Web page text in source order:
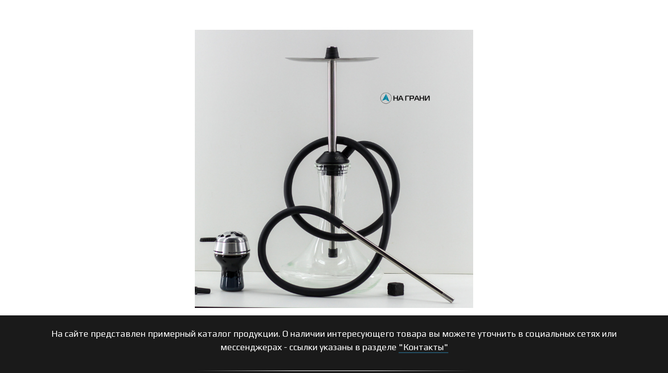
На сайте представлен примерный каталог продукции. О наличии интересующего товара вы можете уточнить в социальных сетях или
мессенджерах - ссылки указаны в разделе "Контакты"